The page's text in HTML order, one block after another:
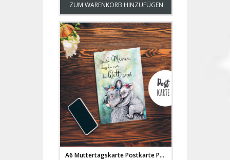
ZUM WARENKORB HINZUFÜGEN
A6 Muttertagskarte Postkarte Print Koala Mama & Kind mit Spruch ...Danke Mama... pk184